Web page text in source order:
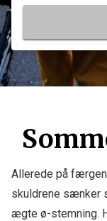
Allerede på
skuldrene sænker
ægte ø-stemning.